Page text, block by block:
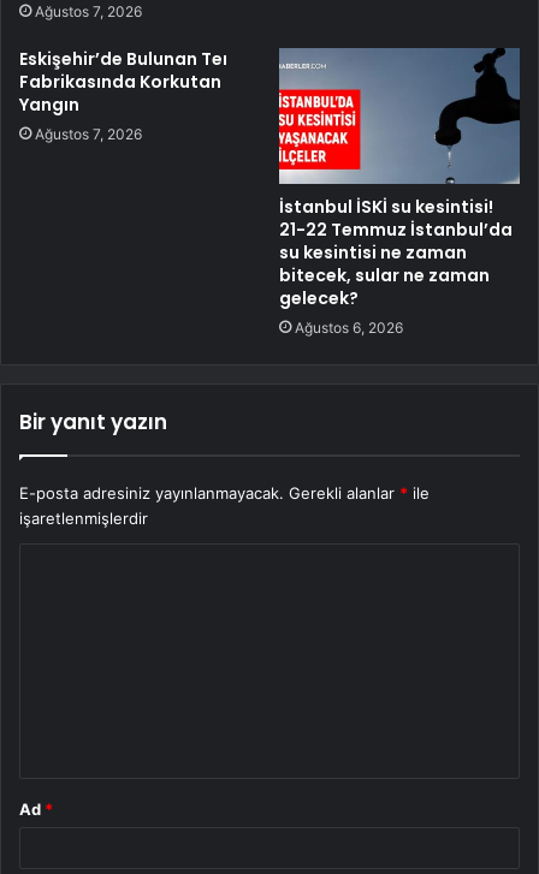
Ağustos 7, 2026
Eskişehir’de Bulunan Teı
Fabrikasında Korkutan
Yangın
Ağustos 7, 2026
İstanbul İSKİ su kesintisi!
21-22 Temmuz İstanbul’da
su kesintisi ne zaman
bitecek, sular ne zaman
gelecek?
Ağustos 6, 2026
Bir yanıt yazın
E-posta adresiniz yayınlanmayacak. Gerekli alanlar * ile
işaretlenmişlerdir
Ad *